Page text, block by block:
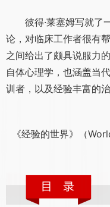
彼得·莱塞姆写就了
论，对临床工作者很有
之间给出了颇具说服力
自体心理学，也涵盖当
训者，以及经验丰富的
《经验的世界》（